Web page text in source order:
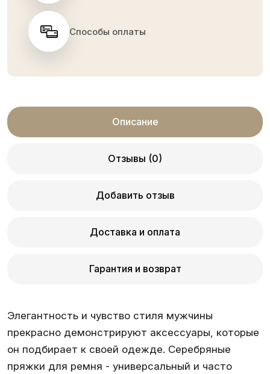
Способы оплаты
Описание
Отзывы (0)
Добавить отзыв
Доставка и оплата
Гарантия и возврат
Элегантность и чувство стиля мужчины
прекрасно демонстрируют аксессуары, которые
он подбирает к своей одежде. Серебряные
пряжки для ремня - универсальный и часто